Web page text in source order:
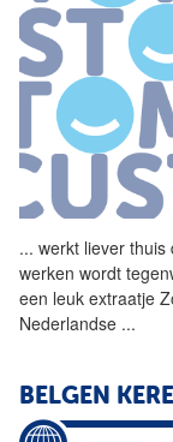
... werkt liever thuis
werken wordt
een leuk extraatje
Nederlandse ...
BELGEN